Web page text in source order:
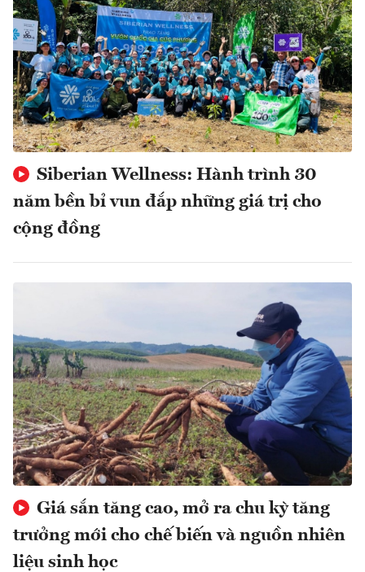
Siberian Wellness: Hành trình 30
năm bền bỉ vun đắp những giá trị cho
cộng đồng
Giá sắn tăng cao, mở ra chu kỳ tăng
trưởng mới cho chế biến và nguồn nhiên
liệu sinh học